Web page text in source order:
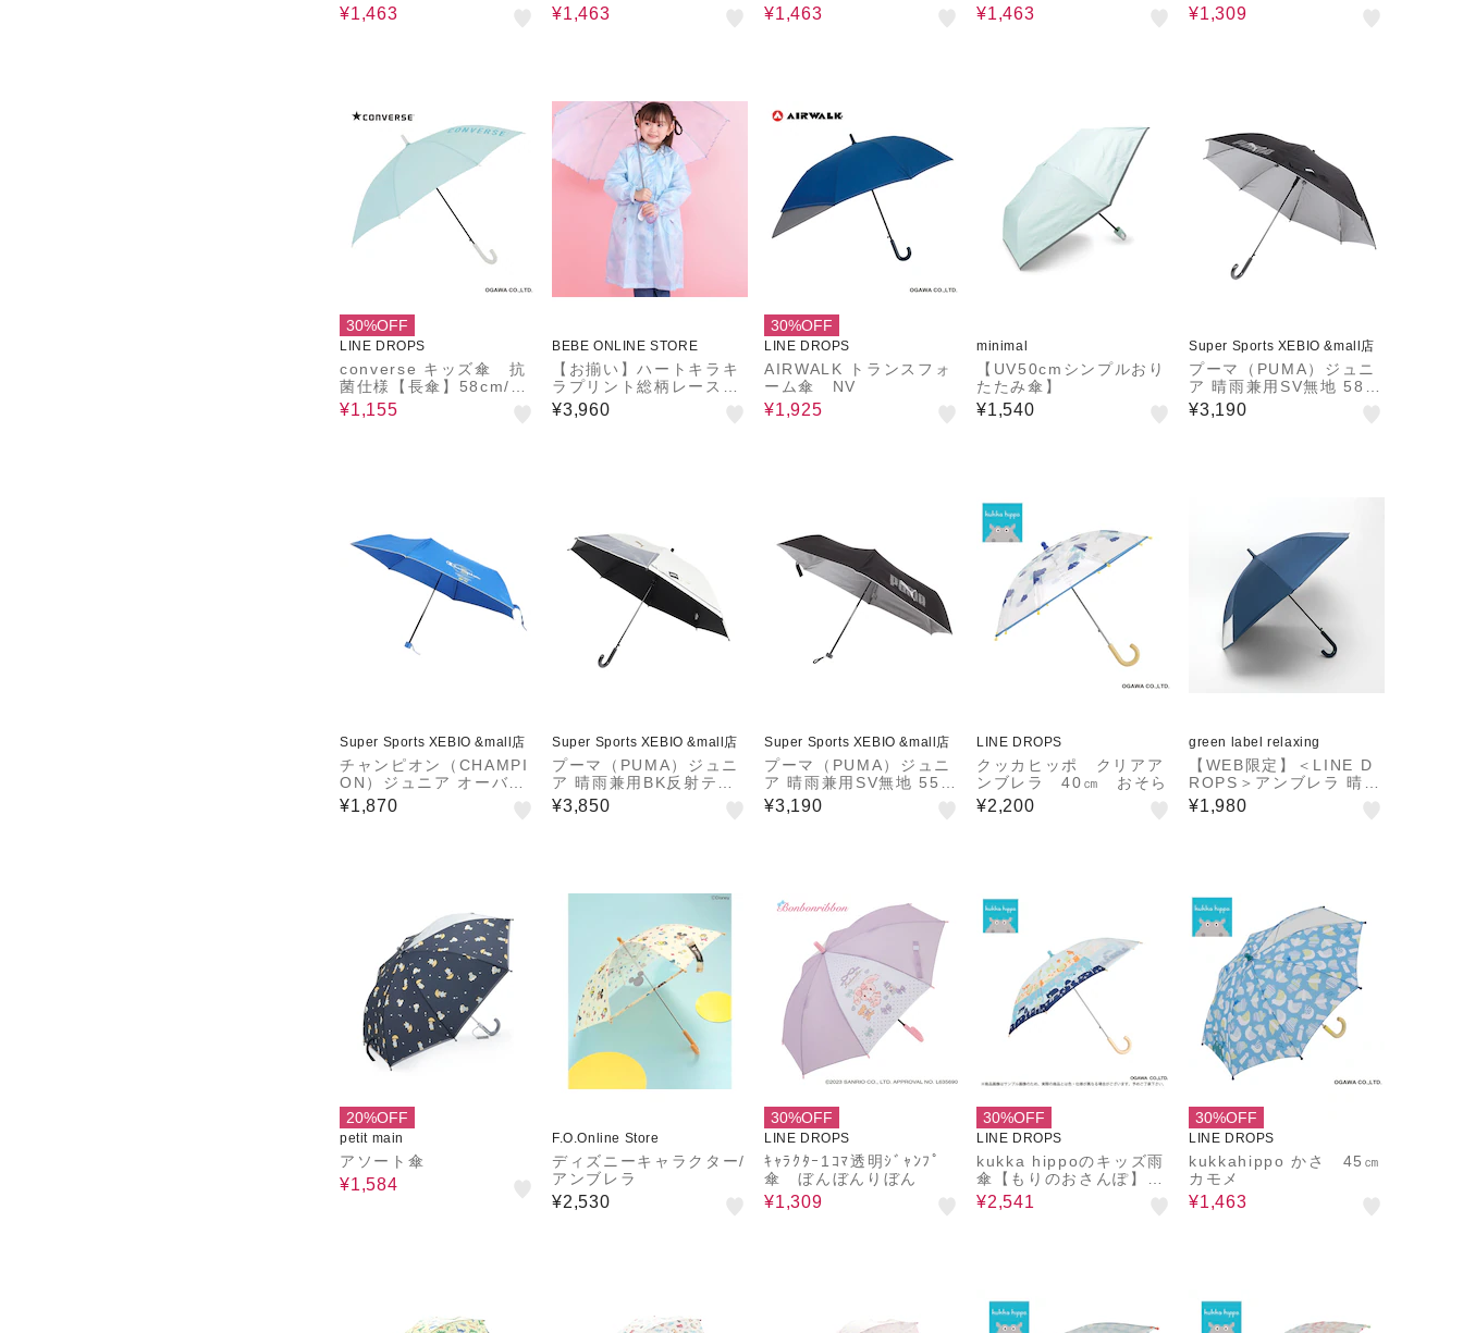
¥1,463 ¥1,463 ¥1,463 ¥1,463 ¥1,309
30%OFF
LINE DROPS
converse キッズ傘 抗
菌仕様【長傘】58cm/ミ
ント
¥1,155
BEBE ONLINE STORE
【お揃い】ハートキラキ
ラプリント総柄レース手
提げ袋付きレインコート
(95~135cm)
¥3,960
30%OFF
LINE DROPS
AIRWALK トランスフォ
ーム傘 NV
¥1,925
minimal
【UV50cmシンプルおり
たたみ傘】
¥1,540
Super Sports XEBIO &mall店
プーマ（PUMA）ジュニ
ア 晴雨兼用SV無地 58c
m ジャンプ傘 PBP75JP
58 BK
¥3,190
Super Sports XEBIO &mall店
チャンピオン（CHAMPI
ON）ジュニア オーバー
ロック 55cm 折畳みミニ
傘 CHS67MN55 BL
¥1,870
Super Sports XEBIO &mall店
プーマ（PUMA）ジュニ
ア 晴雨兼用BK反射テー
プ 55cm ジャンプ傘 窓
付き PBP80JP55 IV
¥3,850
Super Sports XEBIO &mall店
プーマ（PUMA）ジュニ
ア 晴雨兼用SV無地 55c
m 折畳みミニ傘 PBS75
MN55 BK
¥3,190
LINE DROPS
クッカヒッポ クリアア
ンブレラ 40㎝ おそら
¥2,200
green label relaxing
【WEB限定】＜LINE D
ROPS＞アンブレラ 晴雨
兼用 / キッズ
¥1,980
20%OFF
petit main
アソート傘
¥1,584
F.O.Online Store
ディズニーキャラクター/
アンブレラ
¥2,530
30%OFF
LINE DROPS
ｷｬﾗｸﾀｰ1ｺﾏ透明ｼﾞｬﾝﾌﾟ
傘 ぼんぼんりぼん
¥1,309
30%OFF
LINE DROPS
kukka hippoのキッズ雨
傘【もりのおさんぽ】40
cm
¥2,541
30%OFF
LINE DROPS
kukkahippo かさ 45㎝
カモメ
¥1,463